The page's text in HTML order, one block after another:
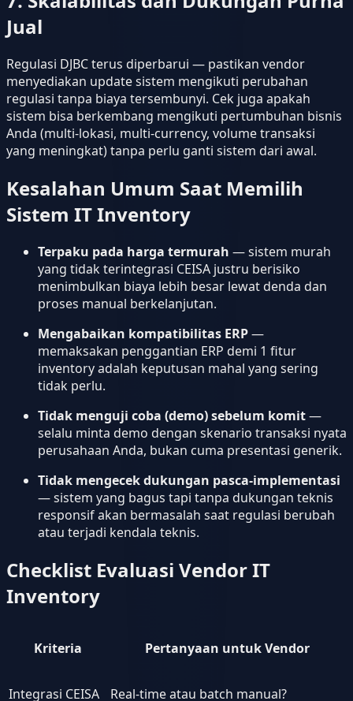
Jual
Regulasi DJBC terus diperbarui — pastikan vendor
menyediakan update sistem mengikuti perubahan
regulasi tanpa biaya tersembunyi. Cek juga apakah
sistem bisa berkembang mengikuti pertumbuhan bisnis
Anda (multi-lokasi, multi-currency, volume transaksi
yang meningkat) tanpa perlu ganti sistem dari awal.
Kesalahan Umum Saat Memilih
Sistem IT Inventory
Terpaku pada harga termurah — sistem murah
yang tidak terintegrasi CEISA justru berisiko
menimbulkan biaya lebih besar lewat denda dan
proses manual berkelanjutan.
Mengabaikan kompatibilitas ERP—
memaksakan penggantian ERP demi 1 fitur
inventory adalah keputusan mahal yang sering
tidak perlu.
Tidak menguji coba (demo) sebelum komit—
selalu minta demo dengan skenario transaksi nyata
perusahaan Anda, bukan cuma presentasi generik.
Tidak mengecek dukungan pasca-implementasi
— sistem yang bagus tapi tanpa dukungan teknis
responsif akan bermasalah saat regulasi berubah
atau terjadi kendala teknis.
Checklist Evaluasi Vendor IT
Inventory
Kriteria Pertanyaan untuk Vendor
Integrasi CEISA Real-time atau batch manual?